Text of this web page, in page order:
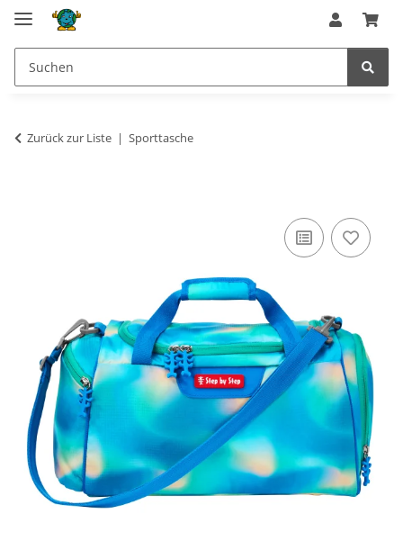
Zurück zur Liste Sporttasche